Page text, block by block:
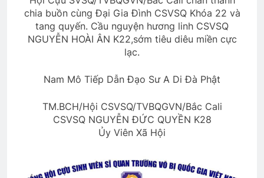
PHONG THƯ ĐỦ Ý (Lưu Hiểu Ba)
3 Years Ago
Hành Trang Giã Từ
CSVSQ Trần Trung Hiếu K23
chia buồn cùng Đại Gia Đình CSVSQ Khóa 22 và
tang quyến. Cầu nguyện hương linh CSVSQ
NGUYỄN HOÀI ÂN K22,sớm tiêu diêu miền cực
lạc.
Nam Mô Tiếp Dẫn Đạo Sư A Di Đà Phật
TM.BCH/Hội CSVSQ/TVBQGVN/Bắc Cali
CSVSQ NGUYỄN ĐỨC QUYỀN K28
Ủy Viên Xã Hội